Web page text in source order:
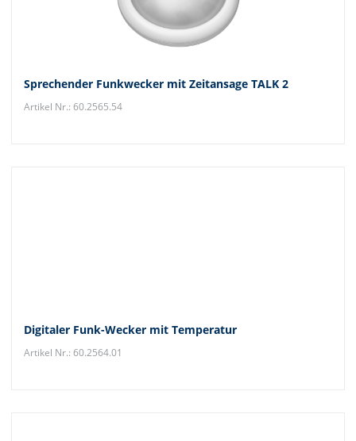
Sprechender Funkwecker mit Zeitansage TALK 2
Artikel Nr.: 60.2565.54
Digitaler Funk-Wecker mit Temperatur
Artikel Nr.: 60.2564.01